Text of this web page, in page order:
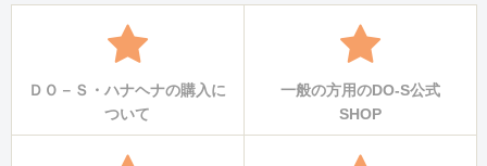
ＤＯ－Ｓ・ハナヘナの購入に
ついて
一般の方用のDO-S公式
SHOP